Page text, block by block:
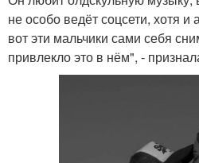
не особо ведёт соцсети, хотя и
вот эти мальчики сами себя
привлекло это в нём", -